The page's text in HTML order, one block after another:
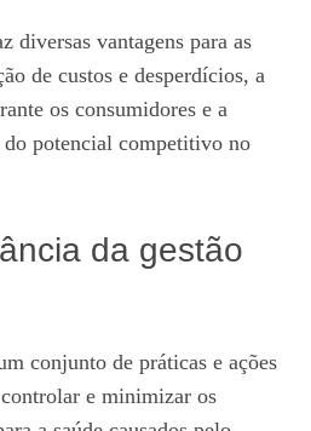
diversas vantagens para as
de custos e desperdícios, a
os consumidores e a
do potencial competitivo no
da gestão
conjunto de práticas e ações
e minimizar os